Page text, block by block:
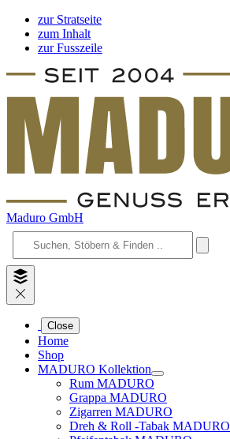
zur Stratseite
zum Inhalt
zur Fusszeile
Maduro GmbH
Close
Home
Shop
MADURO Kollektion
Rum MADURO
Grappa MADURO
Zigarren MADURO
Dreh & Roll -Tabak MADURO